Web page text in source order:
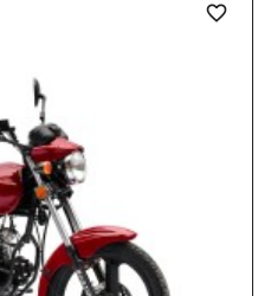
favorite_border